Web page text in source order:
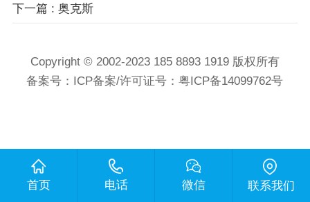
下一篇 : 奥克斯
Copyright © 2002-2023 185 8893 1919 版权所有
备案号： ICP备案/许可证号：粤ICP备14099762号
首页 电话 微信 联系我们